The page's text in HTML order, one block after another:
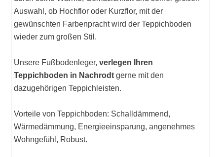
Auswahl, ob Hochflor oder Kurzflor, mit der
gewünschten Farbenpracht wird der Teppichboden
wieder zum großen Stil.
Unsere Fußbodenleger,verlegen Ihren
Teppichboden in Nachrodt gerne mit den
dazugehörigen Teppichleisten.
Vorteile von Teppichboden: Schalldämmend,
Wärmedämmung, Energieeinsparung, angenehmes
Wohngefühl, Robust.